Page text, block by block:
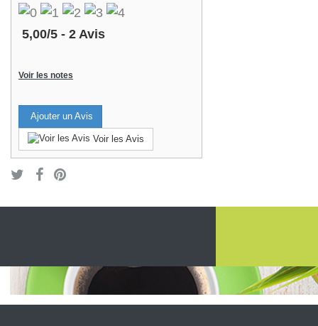
5,00/5 - 2 Avis
Voir les notes
Ajouter un Avis
Voir les Avis